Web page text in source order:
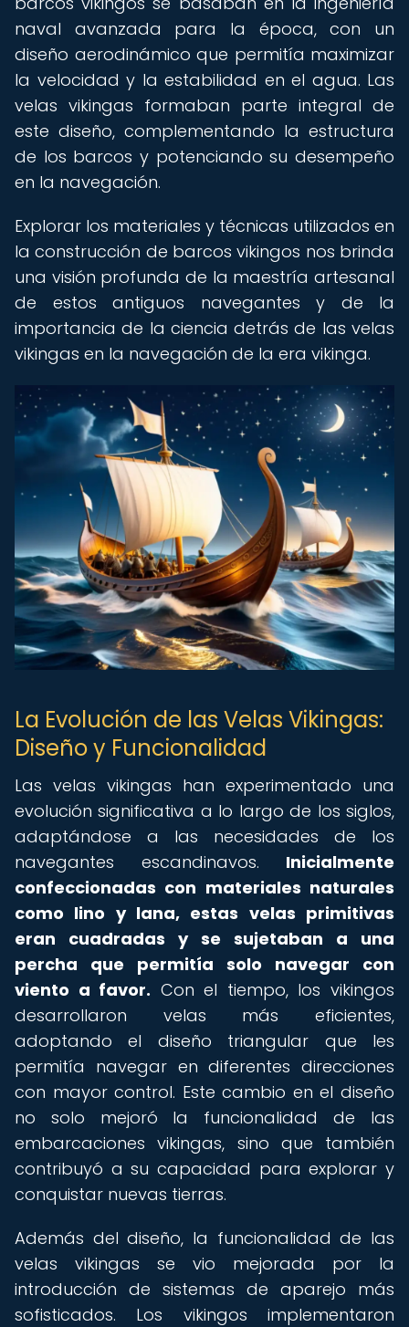
naval avanzada para la época, con un
diseño aerodinámico que permitía maximizar
la velocidad y la estabilidad en el agua. Las
velas vikingas formaban parte integral de
este diseño, complementando la estructura
de los barcos y potenciando su desempeño
en la navegación.
Explorar los materiales y técnicas utilizados en
la construcción de barcos vikingos nos brinda
una visión profunda de la maestría artesanal
de estos antiguos navegantes y de la
importancia de la ciencia detrás de las velas
vikingas en la navegación de la era vikinga.
La Evolución de las Velas Vikingas:
Diseño y Funcionalidad
Las velas vikingas han experimentado una
evolución significativa a lo largo de los siglos,
adaptándose a las necesidades de los
navegantes escandinavos. Inicialmente
confeccionadas con materiales naturales
como lino y lana, estas velas primitivas
eran cuadradas y se sujetaban a una
percha que permitía solo navegar con
viento a favor. Con el tiempo, los vikingos
desarrollaron velas más eficientes,
adoptando el diseño triangular que les
permitía navegar en diferentes direcciones
con mayor control. Este cambio en el diseño
no solo mejoró la funcionalidad de las
embarcaciones vikingas, sino que también
contribuyó a su capacidad para explorar y
conquistar nuevas tierras.
Además del diseño, la funcionalidad de las
velas vikingas se vio mejorada por la
introducción de sistemas de aparejo más
sofisticados. Los vikingos implementaron